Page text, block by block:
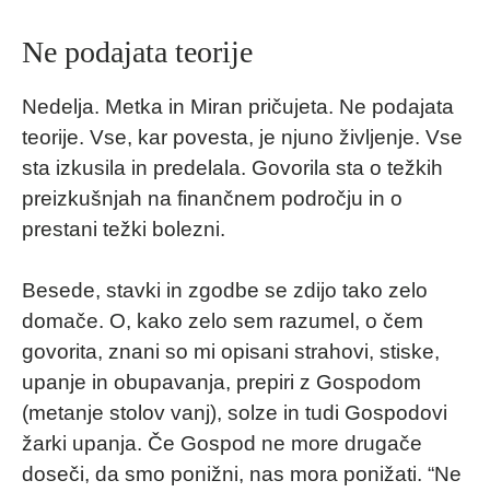
Ne podajata teorije
Nedelja. Metka in Miran pričujeta. Ne podajata
teorije. Vse, kar povesta, je njuno življenje. Vse
sta izkusila in predelala. Govorila sta o težkih
preizkušnjah na finančnem področju in o
prestani težki bolezni.
Besede, stavki in zgodbe se zdijo tako zelo
domače. O, kako zelo sem razumel, o čem
govorita, znani so mi opisani strahovi, stiske,
upanje in obupavanja, prepiri z Gospodom
(metanje stolov vanj), solze in tudi Gospodovi
žarki upanja. Če Gospod ne more drugače
doseči, da smo ponižni, nas mora ponižati. “Ne